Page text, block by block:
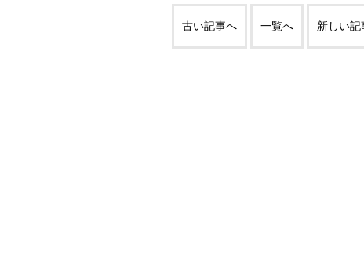
古い記事へ 一覧へ 新しい記